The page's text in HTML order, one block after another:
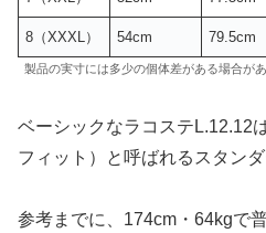
8（XXXL） 54cm 79.5cm
製品の実寸には多少の個体差がある場合があ
ベーシックなラコステL.12.12
フィット）と呼ばれるスタン
参考までに、174cm・64kgで